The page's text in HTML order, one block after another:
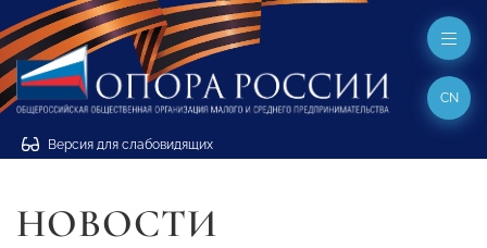
Версия для слабовидящих
CN
НОВОСТИ